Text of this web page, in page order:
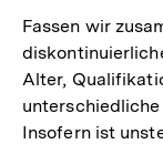
Fassen wir
Alter,
Insofern ist